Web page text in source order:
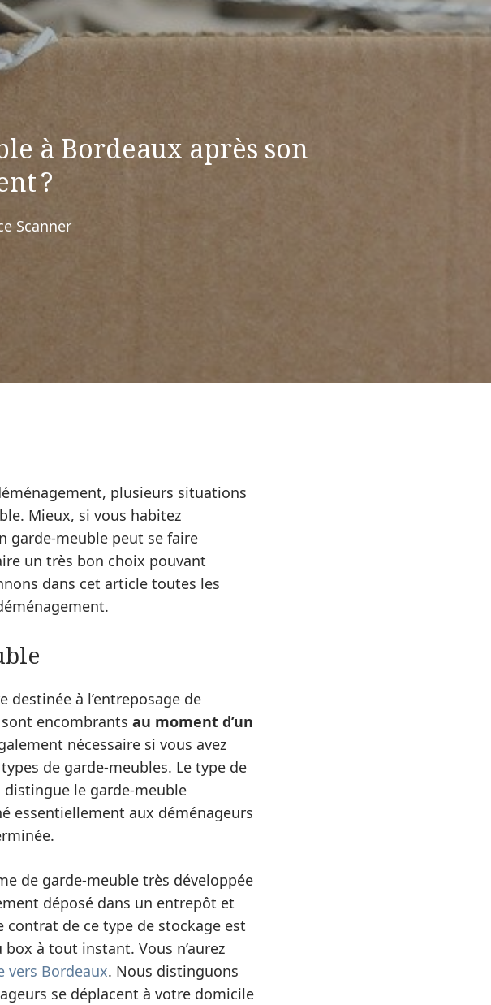
à Bordeaux après son
?
Scanner
plusieurs situations
Mieux, si vous habitez
garde-meuble peut se faire
un très bon choix pouvant
dans cet article toutes les
à l’entreposage de
encombrants au moment d’un
nécessaire si vous avez
de garde-meubles. Le type de
distingue le garde-meuble
essentiellement aux déménageurs
de garde-meuble très développée
déposé dans un entrepôt et
contrat de ce type de stockage est
à tout instant. Vous n’aurez
vers Bordeaux. Nous distinguons
se déplacent à votre domicile